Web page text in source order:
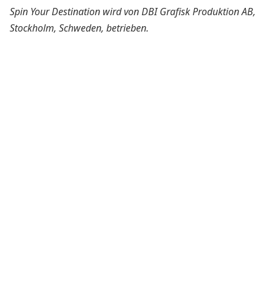
Spin Your Destination wird von DBI Grafisk Produktion AB,
Stockholm, Schweden, betrieben.